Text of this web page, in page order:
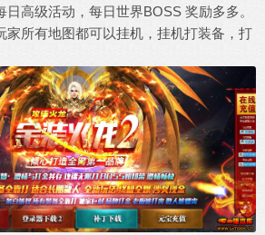
日高级活动，每日世界BOSS 奖励多多。
家所有地图都可以挂机，挂机打装备，打